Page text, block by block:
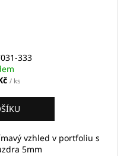
333
/ ks
vzhled v portfoliu s
5mm